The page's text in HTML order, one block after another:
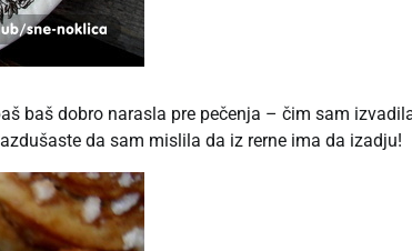
baš dobro narasla pre pečenja – čim sam
da sam mislila da iz rerne ima da izadju!